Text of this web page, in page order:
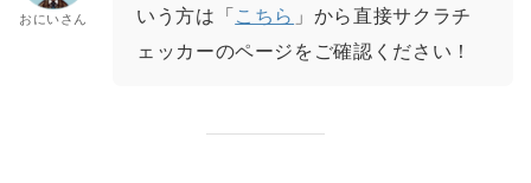
おにいさん
いう方は「こちら 」から直接サクラチ
ェッカーのページをご確認ください！